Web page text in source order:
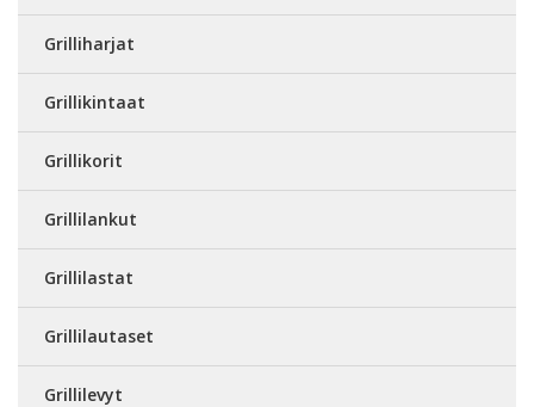
Grilliharjat
Grillikintaat
Grillikorit
Grillilankut
Grillilastat
Grillilautaset
Grillilevyt